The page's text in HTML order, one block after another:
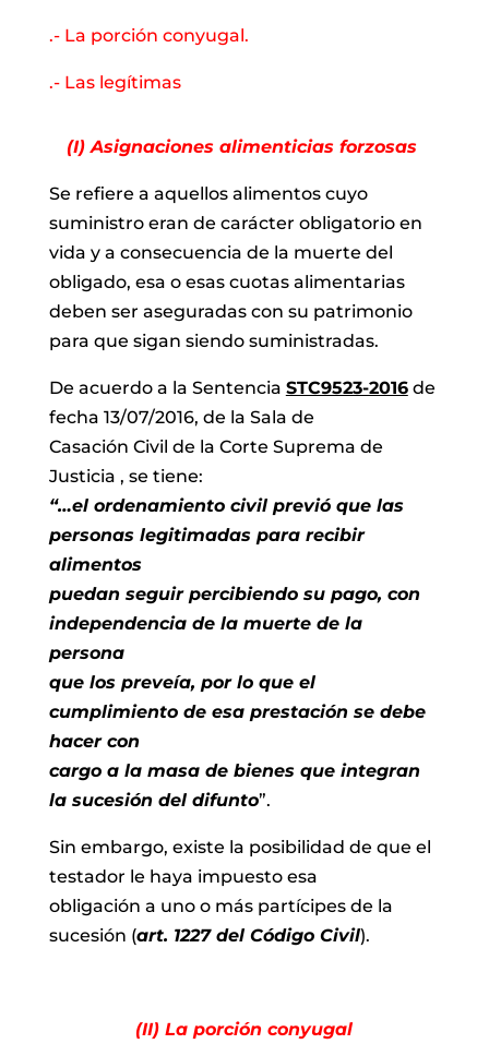
.- La porción conyugal.
.- Las legítimas
(I) Asignaciones alimenticias forzosas
Se refiere a aquellos alimentos cuyo
suministro eran de carácter obligatorio en
vida y a consecuencia de la muerte del
obligado, esa o esas cuotas alimentarias
deben ser aseguradas con su patrimonio
para que sigan siendo suministradas.
De acuerdo a la Sentencia STC9523-2016de
fecha 13/07/2016, de la Sala de
Casación Civil de la Corte Suprema de
Justicia , se tiene:
“…el ordenamiento civil previó que las
personas legitimadas para recibir
alimentos
puedan seguir percibiendo su pago, con
independencia de la muerte de la
persona
que los preveía, por lo que el
cumplimiento de esa prestación se debe
hacer con
cargo a la masa de bienes que integran
la sucesión del difunto”.
Sin embargo, existe la posibilidad de que el
testador le haya impuesto esa
obligación a uno o más partícipes de la
sucesión (art. 1227 del Código Civil).
(II) La porción conyugal